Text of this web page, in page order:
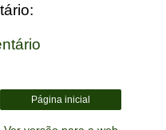
Página inicial